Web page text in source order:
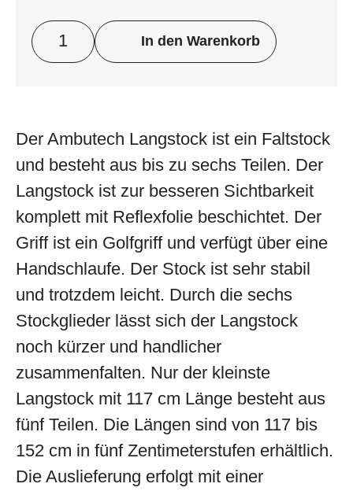
In den Warenkorb
Der Ambutech Langstock ist ein Faltstock
und besteht aus bis zu sechs Teilen. Der
Langstock ist zur besseren Sichtbarkeit
komplett mit Reflexfolie beschichtet. Der
Griff ist ein Golfgriff und verfügt über eine
Handschlaufe. Der Stock ist sehr stabil
und trotzdem leicht. Durch die sechs
Stockglieder lässt sich der Langstock
noch kürzer und handlicher
zusammenfalten. Nur der kleinste
Langstock mit 117 cm Länge besteht aus
fünf Teilen. Die Längen sind von 117 bis
152 cm in fünf Zentimeterstufen erhältlich.
Die Auslieferung erfolgt mit einer